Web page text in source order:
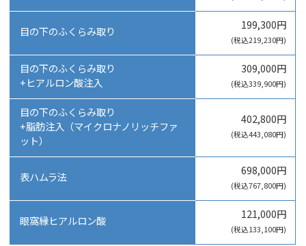
目の下のふくらみ取り 199,300円
(税込219,230円)
目の下のふくらみ取り
+ヒアルロン酸注入
309,000円
(税込339,900円)
目の下のふくらみ取り
+脂肪注入（マイクロナノリッチファ
ット）
402,800円
(税込443,080円)
表ハムラ法 698,000円
(税込767,800円)
眼窩縁ヒアルロン酸 121,000円
(税込133,100円)